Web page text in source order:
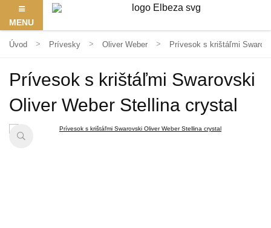
MENU
Úvod Prívesky Oliver Weber Prívesok s krištáľmi
Prívesok s krištáľmi Swarovski
Oliver Weber Stellina crystal